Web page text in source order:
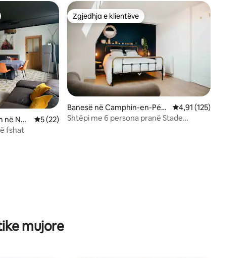
të klientëve
në No
Vlerësimi mesatar 5 nga 5, 22 vlerësime
5 (22)
fshat
Zgjedhja e klientëve
Zgjedhja e klientëve
Banesë në Camphin-en-Pév
èle
Vlerësimi mesatar
4,91 (125)
Shtëpi me 6 persona pranë Stade
mujore